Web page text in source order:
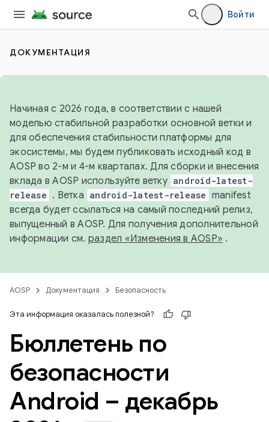
Войти
ДОКУМЕНТАЦИЯ
Начиная с 2026 года, в соответствии с нашей
моделью стабильной разработки основной ветки и
для обеспечения стабильности платформы для
экосистемы, мы будем публиковать исходный код в
AOSP во 2-м и 4-м кварталах. Для сборки и внесения
вклада в AOSP используйте ветку android-latest-
release . Ветка android-latest-release manifest
всегда будет ссылаться на самый последний релиз,
выпущенный в AOSP. Для получения дополнительной
информации см. раздел «Изменения в AOSP» .
AOSP Документация Безопасность
Эта информация оказалась полезной?
Бюллетень по
безопасности
Android – декабрь